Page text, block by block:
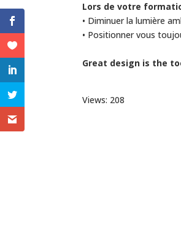
Lors de votre
• Diminuer la lumière
• Positionner vous
Great design is the
Views: 208